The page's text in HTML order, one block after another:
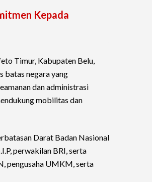
Kepada
Timur, Kabupaten Belu,
batas negara yang
dan administrasi
mobilitas dan
Darat Badan Nasional
perwakilan BRI, serta
pengusaha UMKM, serta